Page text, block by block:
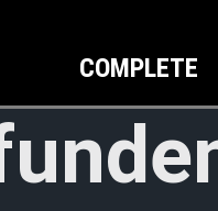
COMPLETE